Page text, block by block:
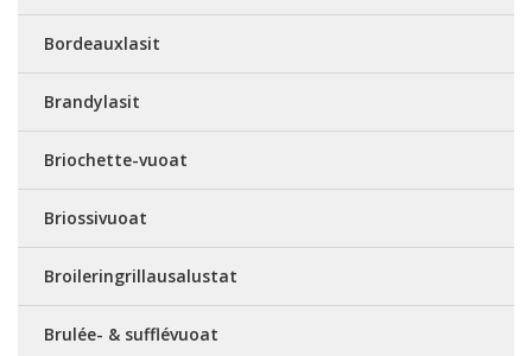
Bordeauxlasit
Brandylasit
Briochette-vuoat
Briossivuoat
Broileringrillausalustat
Brulée- & sufflévuoat